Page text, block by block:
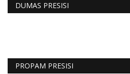
DUMAS PRESISI
PROPAM PRESISI